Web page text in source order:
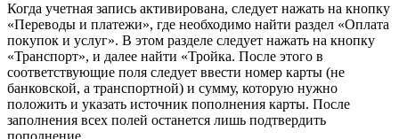
Когда учетная запись активирована, следует нажать на кнопку
«Переводы и платежи», где необходимо найти раздел «Оплата
покупок и услуг». В этом разделе следует нажать на кнопку
«Транспорт», и далее найти «Тройка. После этого в
соответствующие поля следует ввести номер карты (не
банковской, а транспортной) и сумму, которую нужно
положить и указать источник пополнения карты. После
заполнения всех полей останется лишь подтвердить